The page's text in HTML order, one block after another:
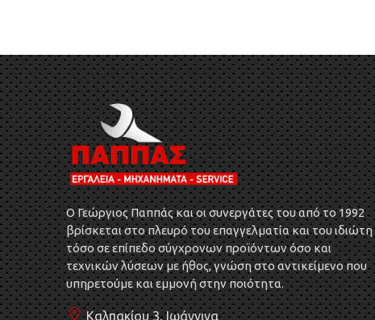
O Γεώργιος Παππάς και οι συνεργάτες του από το 1992
βρίσκεται στο πλευρό του επαγγελματία και του ιδιώτη
τόσο σε επίπεδο σύγχρονων προϊόντων όσο και
τεχνικών λύσεων με ήθος, γνώση στο αντικείμενο που
υπηρετούμε και εμμονή στην ποιότητα.
Καλπακίου 3, Ιωάννινα